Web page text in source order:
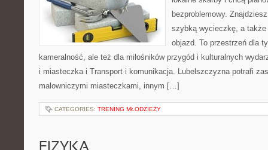
bezproblemowy.
szybką wycieczkę, a także
objazd. To przestrzeń dla
kameralność, ale też dla miłośników przygód i kulturalnych
i miasteczka i Transport i komunikacja. Lubelszczyzna potrafi
malowniczymi miasteczkami, innym […]
CATEGORIES: TRENING MŁODZIEŻY